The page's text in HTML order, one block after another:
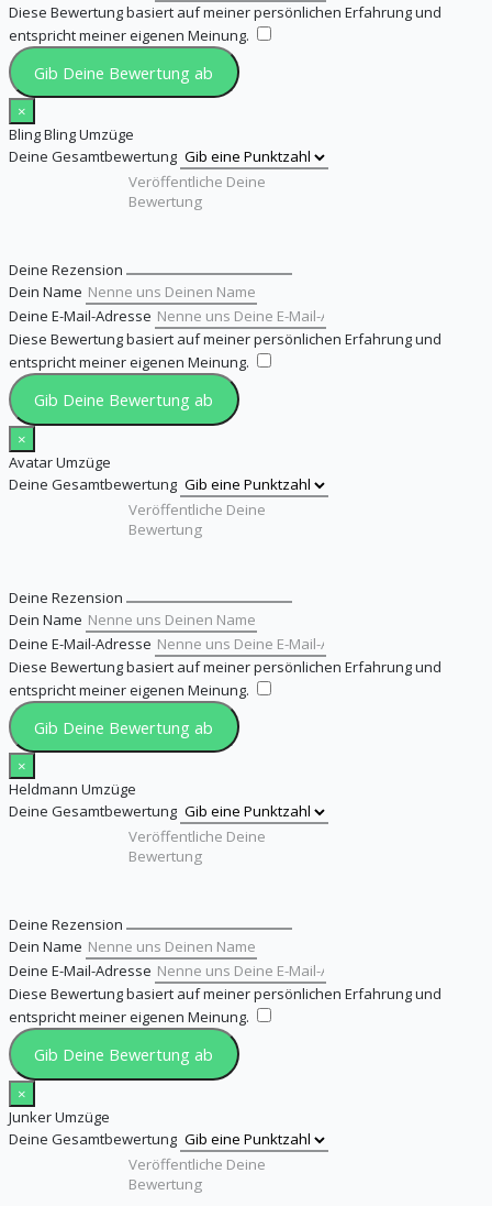
Diese Bewertung basiert auf meiner persönlichen Erfahrung und
entspricht meiner eigenen Meinung.
Gib Deine Bewertung ab
×
Bling Bling Umzüge
Deine Gesamtbewertung
Deine Rezension
Dein Name
Deine E-Mail-Adresse
Diese Bewertung basiert auf meiner persönlichen Erfahrung und
entspricht meiner eigenen Meinung.
Gib Deine Bewertung ab
×
Avatar Umzüge
Deine Gesamtbewertung
Deine Rezension
Dein Name
Deine E-Mail-Adresse
Diese Bewertung basiert auf meiner persönlichen Erfahrung und
entspricht meiner eigenen Meinung.
Gib Deine Bewertung ab
×
Heldmann Umzüge
Deine Gesamtbewertung
Deine Rezension
Dein Name
Deine E-Mail-Adresse
Diese Bewertung basiert auf meiner persönlichen Erfahrung und
entspricht meiner eigenen Meinung.
Gib Deine Bewertung ab
×
Junker Umzüge
Deine Gesamtbewertung